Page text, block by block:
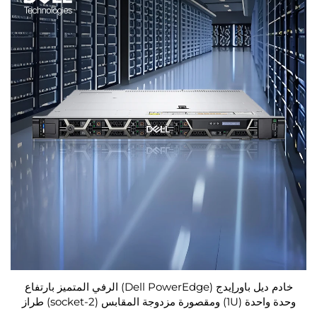
خادم ديل باورإيدج (Dell PowerEdge) الرفي المتميز بارتفاع
وحدة واحدة (1U) ومقصورة مزدوجة المقابس (2-socket) طراز